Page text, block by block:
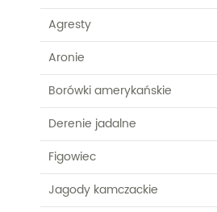
Morele
Wielokwiatowe
Pozostałe
Agresty
Aronie
Borówki amerykańskie
Derenie jadalne
Figowiec
Jagody kamczackie